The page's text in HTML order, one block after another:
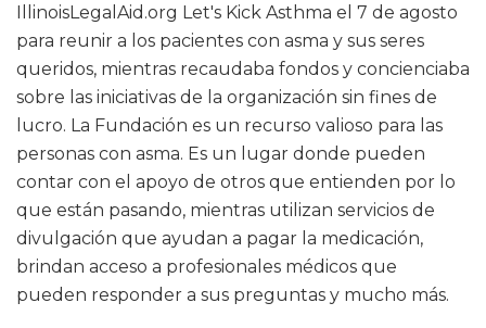
IllinoisLegalAid.org Let's Kick Asthma el 7 de agosto
para reunir a los pacientes con asma y sus seres
queridos, mientras recaudaba fondos y concienciaba
sobre las iniciativas de la organización sin fines de
lucro. La Fundación es un recurso valioso para las
personas con asma. Es un lugar donde pueden
contar con el apoyo de otros que entienden por lo
que están pasando, mientras utilizan servicios de
divulgación que ayudan a pagar la medicación,
brindan acceso a profesionales médicos que
pueden responder a sus preguntas y mucho más.